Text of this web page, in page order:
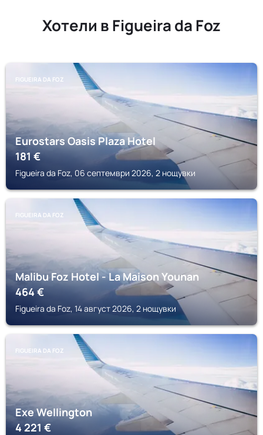
Хотели в Figueira da Foz
FIGUEIRA DA FOZ
Eurostars Oasis Plaza Hotel
181€
Figueira da Foz, 06 септември 2026, 2 нощувки
FIGUEIRA DA FOZ
Malibu Foz Hotel - La Maison Younan
464€
Figueira da Foz, 14 август 2026, 2 нощувки
FIGUEIRA DA FOZ
Exe Wellington
4 221€